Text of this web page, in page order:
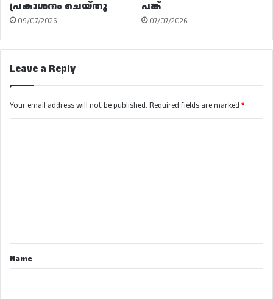
പ്രകാശനം ചെയ്തു
09/07/2026
പങ്ക്
07/07/2026
Leave a Reply
Your email address will not be published. Required fields are marked *
*Name